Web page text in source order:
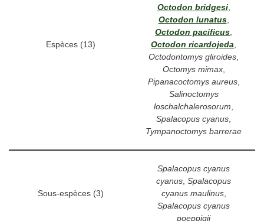
Espèces (13)
Octodon bridgesi,
Octodon lunatus,
Octodon pacificus,
Octodon ricardojeda,
Octodontomys gliroides,
Octomys mimax,
Pipanacoctomys aureus,
Salinoctomys
loschalchalerosorum,
Spalacopus cyanus,
Tympanoctomys barrerae
Sous-espèces (3)
Spalacopus cyanus
cyanus, Spalacopus
cyanus maulinus,
Spalacopus cyanus
poeppigii